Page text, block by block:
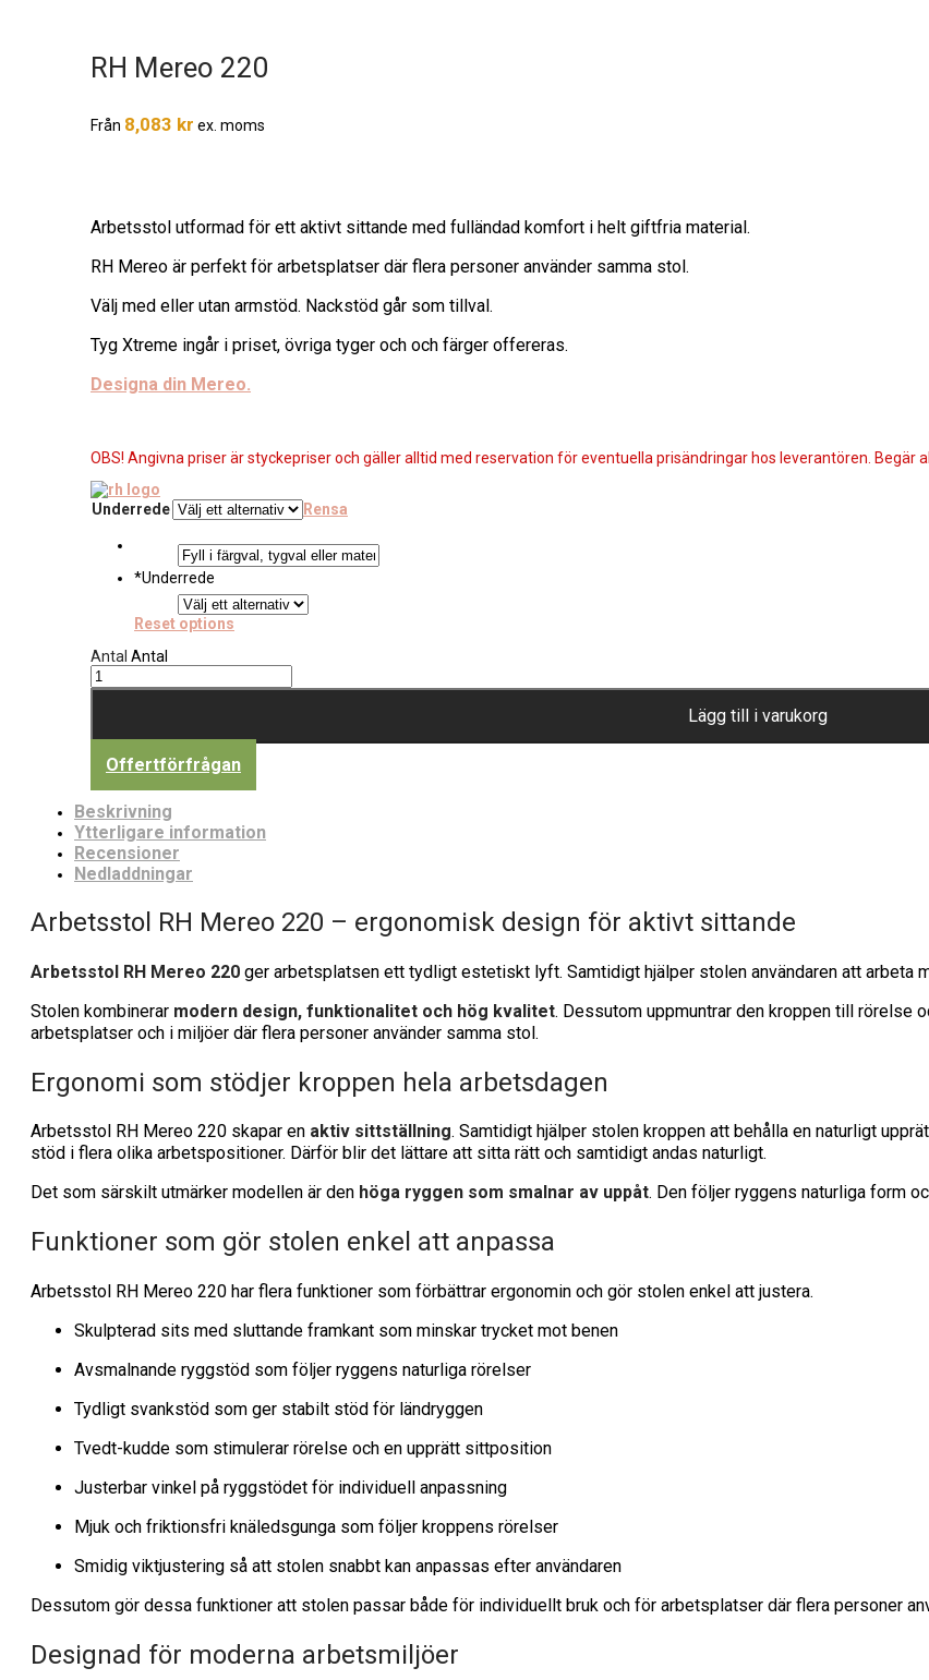
RH Mereo 220
Från 8,083 kr ex. moms
Arbetsstol utformad för ett aktivt sittande med fulländad komfort i helt giftfria material.
RH Mereo är perfekt för arbetsplatser där flera personer använder samma stol.
Välj med eller utan armstöd. Nackstöd går som tillval.
Tyg Xtreme ingår i priset, övriga tyger och och färger offereras.
Designa din Mereo.
OBS! Angivna priser är styckepriser och gäller alltid med reservation för eventuella prisändringar hos leverantören. Begär
Underrede Rensa
*Underrede
Reset options
Antal Antal
Lägg till i varukorg
Offertförfrågan
Beskrivning
Ytterligare information
Recensioner
Nedladdningar
Arbetsstol RH Mereo 220 – ergonomisk design för aktivt sittande
Arbetsstol RH Mereo 220 ger arbetsplatsen ett tydligt estetiskt lyft. Samtidigt hjälper stolen användaren att arbeta
Stolen kombinerar modern design, funktionalitet och hög kvalitet. Dessutom uppmuntrar den kroppen till rörelse
arbetsplatser och i miljöer där flera personer använder samma stol.
Ergonomi som stödjer kroppen hela arbetsdagen
Arbetsstol RH Mereo 220 skapar en aktiv sittställning. Samtidigt hjälper stolen kroppen att behålla en naturligt
stöd i flera olika arbetspositioner. Därför blir det lättare att sitta rätt och samtidigt andas naturligt.
Det som särskilt utmärker modellen är den höga ryggen som smalnar av uppåt. Den följer ryggens naturliga form
Funktioner som gör stolen enkel att anpassa
Arbetsstol RH Mereo 220 har flera funktioner som förbättrar ergonomin och gör stolen enkel att justera.
Skulpterad sits med sluttande framkant som minskar trycket mot benen
Avsmalnande ryggstöd som följer ryggens naturliga rörelser
Tydligt svankstöd som ger stabilt stöd för ländryggen
Tvedt-kudde som stimulerar rörelse och en upprätt sittposition
Justerbar vinkel på ryggstödet för individuell anpassning
Mjuk och friktionsfri knäledsgunga som följer kroppens rörelser
Smidig viktjustering så att stolen snabbt kan anpassas efter användaren
Dessutom gör dessa funktioner att stolen passar både för individuellt bruk och för arbetsplatser där flera personer
Designad för moderna arbetsmiljöer